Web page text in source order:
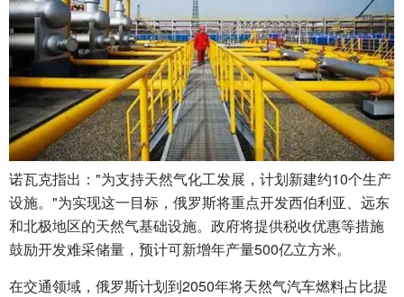
诺瓦克指出："为支持天然气化工发展，计划新建约10个生产
设施。"为实现这一目标，俄罗斯将重点开发西伯利亚、远东
和北极地区的天然气基础设施。政府将提供税收优惠等措施
鼓励开发难采储量，预计可新增年产量500亿立方米。
在交通领域，俄罗斯计划到2050年将天然气汽车燃料占比提